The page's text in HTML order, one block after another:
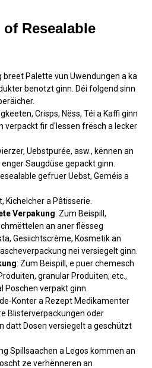
Resealable
breet Palette vun Uwendungen a ka
benotzt ginn. Déi folgend sinn
Crisps, Nëss, Téi a Kaffi ginn
verpackt fir d'Iessen frësch a lecker
Uebstpurée, asw., kënnen an
Saugdüse gepackt ginn.
gefruer Uebst, Geméis a
Kichelcher a Pâtisserie.
Verpakung: Zum Beispill,
an aner flësseg
Gesiichtscrème, Kosmetik an
nei versiegelt ginn.
: Zum Beispill, e puer chemesch
granular Produiten, etc.,
Poschen verpakt ginn.
Konter a Rezept Medikamenter
Blisterverpackungen oder
datt Dosen versiegelt a geschützt
Spillsaachen a Legos kommen an
ze verhënneren an